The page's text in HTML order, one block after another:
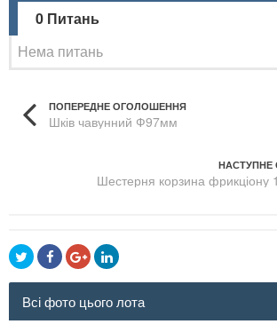
0 Питань
Нема питань
ПОПЕРЕДНЕ ОГОЛОШЕННЯ
Шків чавунний Ф97мм
Шестерня корзина фрикціону
Всі фото цього лота